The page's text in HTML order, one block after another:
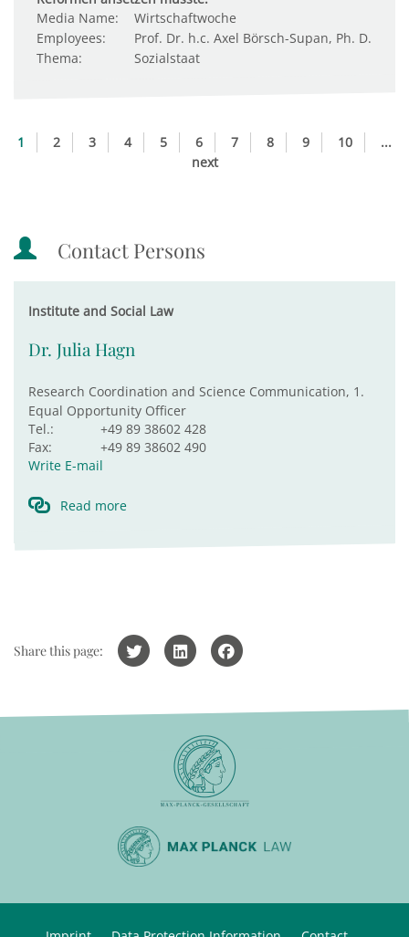
Media Name:
Wirtschaftwoche
Employees:
Prof. Dr. h.c. Axel Börsch-Supan, Ph. D.
Thema:
Sozialstaat
1 2 3 4 5 6 7 8 9 10
...
next
Contact Persons
Institute and Social Law
Dr. Julia Hagn
Research Coordination and Science Communication, 1.
Equal Opportunity Officer
Tel.:
+49 89 38602 428
Fax:
+49 89 38602 490
Write E-mail
Read more
Share this page: